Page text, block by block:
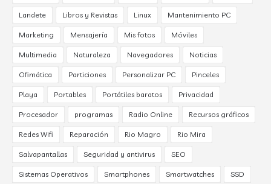
Landete Libros y Revistas Linux Mantenimiento PC
Marketing Mensajería Mis fotos Móviles
Multimedia Naturaleza Navegadores Noticias
Ofimática Particiones Personalizar PC Pinceles
Playa Portables Portátiles baratos Privacidad
Procesador programas Radio Online Recursos gráficos
Redes Wifi Reparación Rio Magro Rio Mira
Salvapantallas Seguridad y antivirus SEO
Sistemas Operativos Smartphones Smartwatches SSD